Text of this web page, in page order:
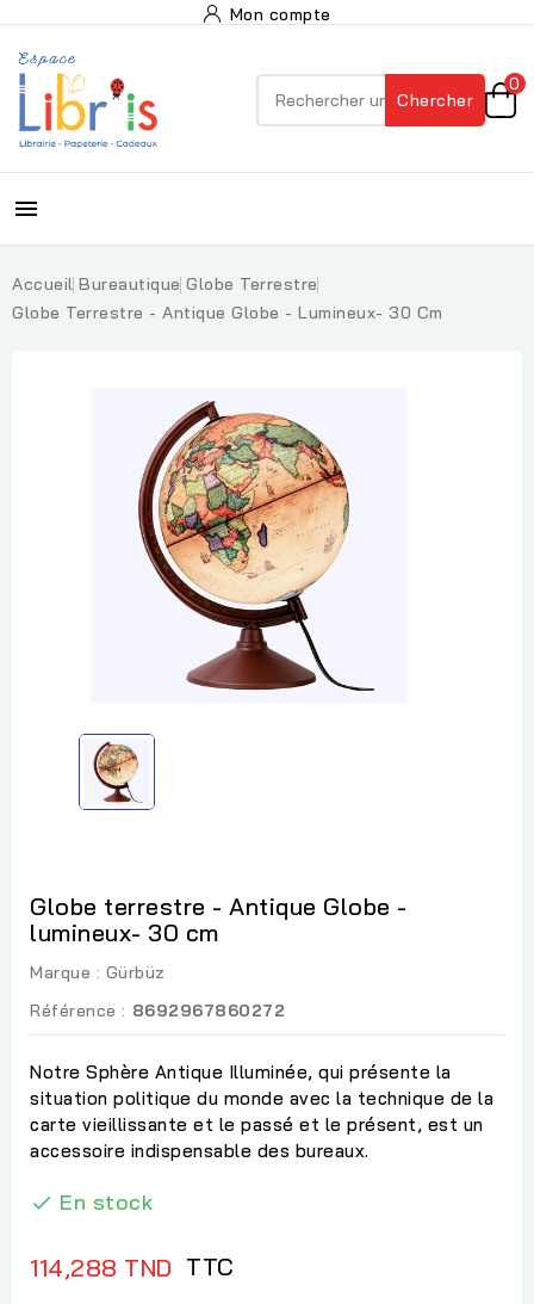
Mon compte
Chercher
0

Accueil Bureautique Globe Terrestre
Globe Terrestre - Antique Globe - Lumineux- 30 Cm
Globe terrestre - Antique Globe -
lumineux- 30 cm
Marque : Gürbüz
Référence : 8692967860272
Notre Sphère Antique Illuminée, qui présente la
situation politique du monde avec la technique de la
carte vieillissante et le passé et le présent, est un
accessoire indispensable des bureaux.
 En stock
114,288 TND TTC